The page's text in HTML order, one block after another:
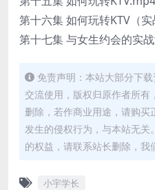
第十六集 如何玩转KTV（
第十七集 与女生约会的实
免责声明：本站大部分下
交流使用，版权归原作者所
删除，若作商业用途，请购
发生的侵权行为，与本站无关
的权益，请联系站长删除，我
小宇学长